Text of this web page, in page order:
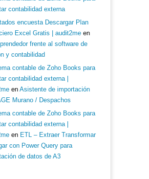
contabilidad externa
encuesta Descargar Plan
Excel Gratis | audit2me en
frente al software de
y contabilidad
contable de Zoho Books para
contabilidad externa |
en Asistente de importación
Murano / Despachos
contable de Zoho Books para
contabilidad externa |
en ETL – Extraer Transformar
con Power Query para
de datos de A3